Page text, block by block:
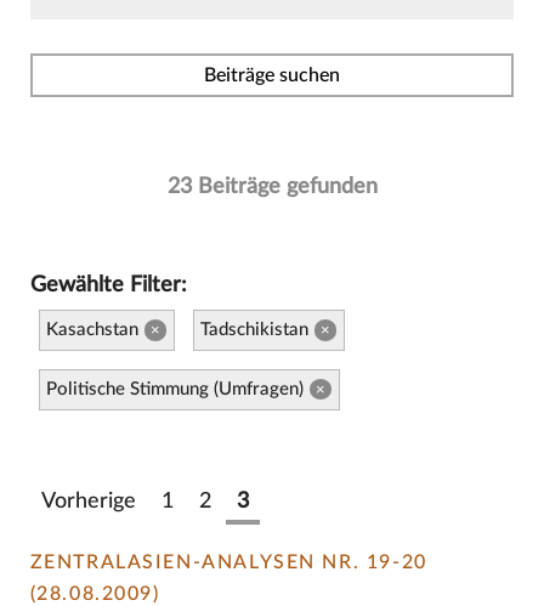
Beiträge suchen
23 Beiträge gefunden
Gewählte Filter:
Kasachstan × Tadschikistan ×
Politische Stimmung (Umfragen) ×
Vorherige 1 2 3
ZENTRALASIEN-ANALYSEN NR. 19-20
(28.08.2009)